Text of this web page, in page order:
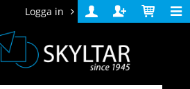
Logga in
Logga
in
Skapa
konto
Varukorg